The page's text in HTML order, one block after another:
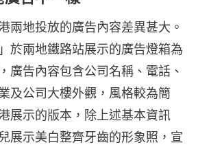
兩地投放的廣告內容差異甚大。
於兩地鐵路站展示的廣告燈箱為
廣告內容包含公司名稱、電話、
及公司大樓外觀，風格較為簡
展示的版本，除上述基本資訊
展示美白整齊牙齒的形象照，宣